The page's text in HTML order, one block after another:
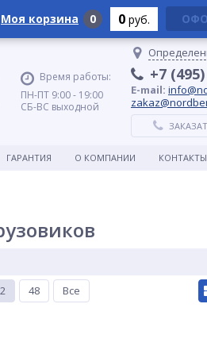
Время работы:
ПН-ПТ 9:00 - 19:00
СБ-ВС выходной
+7
E-mail:
ГАРАНТИЯ О КОМПАНИИ КОНТАКТЫ
48 Все
Моя корзина 0 0 руб.